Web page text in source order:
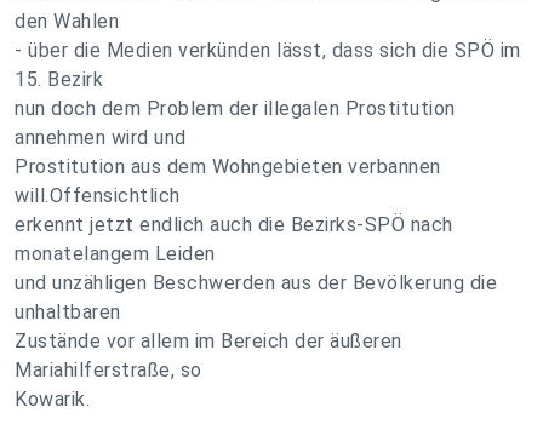
den Wahlen
- über die Medien verkünden lässt, dass sich die SPÖ im
15. Bezirk
nun doch dem Problem der illegalen Prostitution
annehmen wird und
Prostitution aus dem Wohngebieten verbannen
will.Offensichtlich
erkennt jetzt endlich auch die Bezirks-SPÖ nach
monatelangem Leiden
und unzähligen Beschwerden aus der Bevölkerung die
unhaltbaren
Zustände vor allem im Bereich der äußeren
Mariahilferstraße, so
Kowarik.